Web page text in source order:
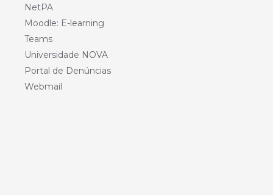
NetPA
Moodle: E-learning
Teams
Universidade NOVA
Portal de Denúncias
Webmail